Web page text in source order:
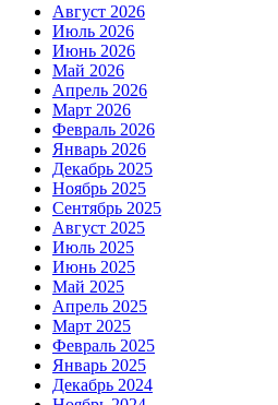
Август 2026
Июль 2026
Июнь 2026
Май 2026
Апрель 2026
Март 2026
Февраль 2026
Январь 2026
Декабрь 2025
Ноябрь 2025
Сентябрь 2025
Август 2025
Июль 2025
Июнь 2025
Май 2025
Апрель 2025
Март 2025
Февраль 2025
Январь 2025
Декабрь 2024